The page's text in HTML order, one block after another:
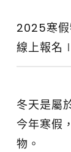
2025寒假
線上報名∣
冬天是屬
今年寒假
物。